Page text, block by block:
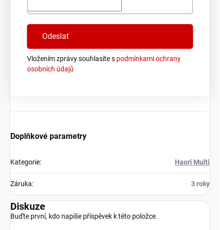
Vložením zprávy souhlasíte s podmínkami ochrany
osobních údajů
Doplňkové parametry
Kategorie: Haori Multi
Záruka: 3 roky
Diskuze
Buďte první, kdo napíše příspěvek k této položce.